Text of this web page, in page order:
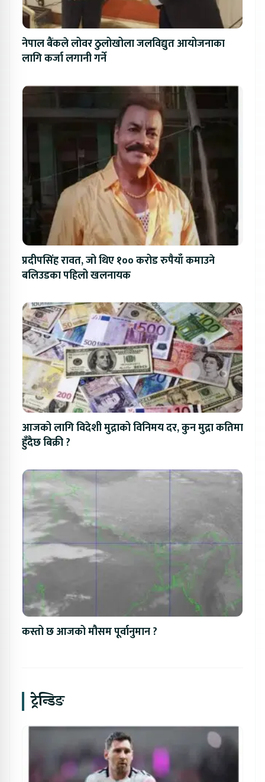
नेपाल बैंकले लोवर ठुलोखोला जलविद्युत आयोजनाका
लागि कर्जा लगानी गर्ने
प्रदीपसिंह रावत, जो थिए १०० करोड रुपैयाँ कमाउने
बलिउडका पहिलो खलनायक
आजको लागि विदेशी मुद्राको विनिमय दर, कुन मुद्रा कतिमा
हुँदैछ बिक्री ?
कस्तो छ आजको मौसम पूर्वानुमान ?
ट्रेन्डिङ